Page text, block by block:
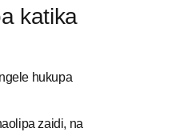
katika
hukupa
zaidi, na